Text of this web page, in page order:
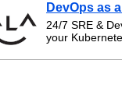
DevOps as
24/7 SRE &
your